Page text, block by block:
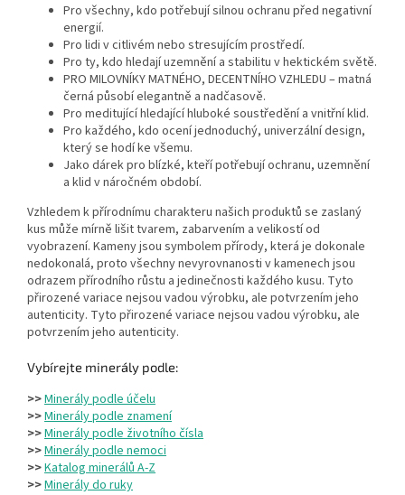
Pro všechny, kdo potřebují silnou ochranu před negativní
energií.
Pro lidi v citlivém nebo stresujícím prostředí.
Pro ty, kdo hledají uzemnění a stabilitu v hektickém světě.
PRO MILOVNÍKY MATNÉHO, DECENTNÍHO VZHLEDU – matná
černá působí elegantně a nadčasově.
Pro meditující hledající hluboké soustředění a vnitřní klid.
Pro každého, kdo ocení jednoduchý, univerzální design,
který se hodí ke všemu.
Jako dárek pro blízké, kteří potřebují ochranu, uzemnění
a klid v náročném období.
Vzhledem k přírodnímu charakteru našich produktů se zaslaný
kus může mírně lišit tvarem, zabarvením a velikostí od
vyobrazení. Kameny jsou symbolem přírody, která je dokonale
nedokonalá, proto všechny nevyrovnanosti v kamenech jsou
odrazem přírodního růstu a jedinečnosti každého kusu. Tyto
přirozené variace nejsou vadou výrobku, ale potvrzením jeho
autenticity. Tyto přirozené variace nejsou vadou výrobku, ale
potvrzením jeho autenticity.
Vybírejte minerály podle:
>>Minerály podle účelu
>>Minerály podle znamení
>>Minerály podle životního čísla
>>Minerály podle nemoci
>>Katalog minerálů A-Z
>>Minerály do ruky